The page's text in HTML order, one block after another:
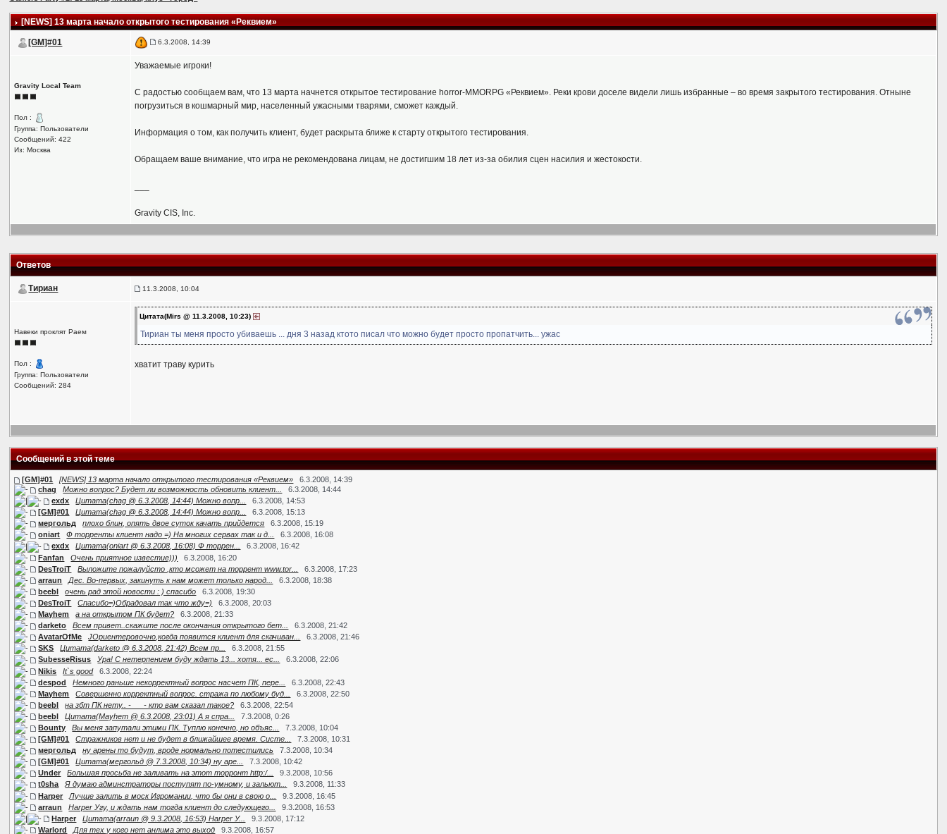
[NEWS] 13 марта начало открытого тестирования «Реквием»
[GM]#01 6.3.2008, 14:39
Gravity Local Team
Пол :
Группа: Пользователи
Сообщений: 422
Из: Москва
Уважаемые игроки!
С радостью сообщаем вам, что 13 марта начнется открытое тестирование horror-MMORPG «Реквием». Реки крови доселе видели лишь избранные – во время закрытого тестирования. Отныне
погрузиться в кошмарный мир, населенный ужасными тварями, сможет каждый.
Информация о том, как получить клиент, будет раскрыта ближе к старту открытого тестирования.
Обращаем ваше внимание, что игра не рекомендована лицам, не достигшим 18 лет из-за обилия сцен насилия и жестокости.
Gravity CIS, Inc.
Ответов
Тириан 11.3.2008, 10:04
Навеки проклят Раем
Пол :
Группа: Пользователи
Сообщений: 284
Цитата(Mirs @ 11.3.2008, 10:23)
Тириан ты меня просто убиваешь ... дня 3 назад ктото писал что можно будет просто пропатчить... ужас
хватит траву курить
Сообщений в этой теме
[GM]#01 [NEWS] 13 марта начало открытого тестирования «Реквием»
6.3.2008, 14:39
chag
Можно вопрос? Будет ли возможность обновить клиент...
6.3.2008, 14:44
exdx
Цитата(chag @ 6.3.2008, 14:44) Можно вопр...
6.3.2008, 14:53
[GM]#01
Цитата(chag @ 6.3.2008, 14:44) Можно вопр...
6.3.2008, 15:13
мергольд
плохо блин, опять двое суток качать прийдется
6.3.2008, 15:19
oniart
Ф торренты клиент надо =) На многих сервах так и д...
6.3.2008, 16:08
exdx
Цитата(oniart @ 6.3.2008, 16:08) Ф торрен...
6.3.2008, 16:42
Fanfan
Очень приятное известие)))
6.3.2008, 16:20
DesTroiT
Выложите пожалуйсто ,кто мсожет на торрент www.tor...
6.3.2008, 17:23
arraun
Дес. Во-первых, закинуть к нам может только народ...
6.3.2008, 18:38
beebl
очень рад этой новости : ) спасибо
6.3.2008, 19:30
DesTroiT
Спасибо=)Обрадовал так что жду=)
6.3.2008, 20:03
Mayhem
а на открытом ПК будет?
6.3.2008, 21:33
darketo
Всем привет..скажите после окончания открытого бет...
6.3.2008, 21:42
AvatarOfMe
JОриентеровочно,когда появится клиент для скачиван...
6.3.2008, 21:46
SKS
Цитата(darketo @ 6.3.2008, 21:42) Всем пр...
6.3.2008, 21:55
SubesseRisus
Ура! С нетерпением буду ждать 13... хотя... ес...
6.3.2008, 22:06
Nikis
It`s good
6.3.2008, 22:24
despod
Немного раньше некорректный вопрос насчет ПК, пере...
6.3.2008, 22:43
Mayhem
Совершенно корректный вопрос. стража по любому буд...
6.3.2008, 22:50
beebl
на збт ПК нету.. -___- кто вам сказал такое?
6.3.2008, 22:54
beebl
Цитата(Mayhem @ 6.3.2008, 23:01) А я спра...
7.3.2008, 0:26
Bounty
Вы меня запутали этими ПК. Туплю конечно, но объяс...
7.3.2008, 10:04
[GM]#01
Стражников нет и не будет в ближайшее время. Систе...
7.3.2008, 10:31
мергольд
ну арены то будут, вроде нормально потестились
7.3.2008, 10:34
[GM]#01
Цитата(мергольд @ 7.3.2008, 10:34) ну аре...
7.3.2008, 10:42
Under
Большая просьба не заливать на этот торронт http:/...
9.3.2008, 10:56
t0sha
Я думаю админстраторы поступят по-умному, и зальют...
9.3.2008, 11:33
Harper
Лучше залить в моск Игромании, что бы они в свою о...
9.3.2008, 16:45
arraun
Harper Угу, и ждать нам тогда клиент до следующего...
9.3.2008, 16:53
Harper
Цитата(arraun @ 9.3.2008, 16:53) Harper У...
9.3.2008, 17:12
Warlord
Для тех у кого нет анлима это выход
9.3.2008, 16:57